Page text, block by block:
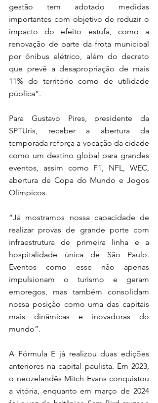
gestão tem adotado medidas
importantes com objetivo de reduzir o
impacto do efeito estufa, como a
renovação de parte da frota municipal
por ônibus elétrico, além do decreto
que prevê a desapropriação de mais
11% do território como de utilidade
pública”.
Para Gustavo Pires, presidente da
SPTUris, receber a abertura da
temporada reforça a vocação da cidade
como um destino global para grandes
eventos, assim como F1, NFL, WEC,
abertura de Copa do Mundo e Jogos
Olímpicos.
”Já mostramos nossa capacidade de
realizar provas de grande porte com
infraestrutura de primeira linha e a
hospitalidade única de São Paulo.
Eventos como esse não apenas
impulsionam o turismo e geram
empregos, mas também consolidam
nossa posição como uma das capitais
mais dinâmicas e inovadoras do
mundo”.
A Fórmula E já realizou duas edições
anteriores na capital paulista. Em 2023,
o neozelandês Mitch Evans conquistou
a vitória, enquanto em março de 2024